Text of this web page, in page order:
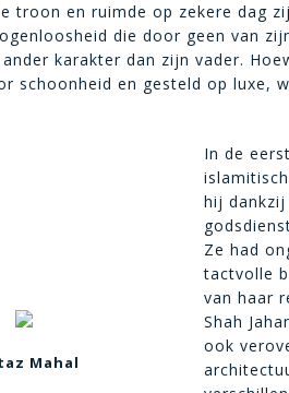
troon en ruimde op zekere dag
die door geen van
ander karakter dan zijn vader.
schoonheid en gesteld op luxe,
Mahal
In de
hij
Ze had
tactvolle
van haar
Shah
ook